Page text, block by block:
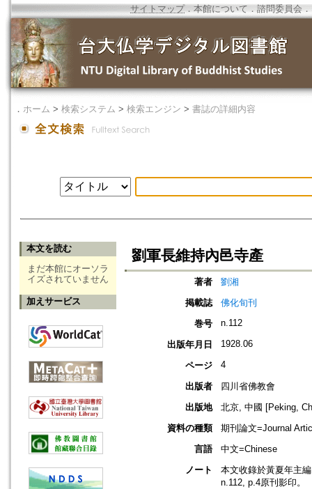
サイトマップ．本館について ． 諮問委員会 ．
． ホーム > 検索システム > 検索エンジン > 書誌の詳細内容
本文を読む
まだ本館にオーソラ
イズされていません
加えサービス
劉軍長維持內邑寺產
著者
劉湘
掲載誌
佛化旬刊
巻号
n.112
出版年月日 1928.06
ページ 4
出版者
四川省佛教會
出版地
北京, 中國 [Peking,
資料の種類
期刊論文=Journal
言語
中文=Chinese
ノート
本文收錄於黃夏年主
n.112, p.4原刊影印。